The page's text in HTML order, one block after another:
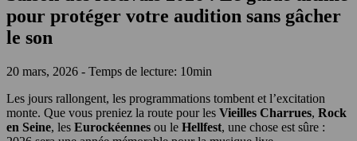
pour protéger votre audition sans gâcher
le son
20 mars, 2026 - Temps de lecture: 10min
Les jours rallongent, les programmations tombent et l’excitation
monte. Que vous preniez la route pour les Vieilles Charrues, Rock
en Seine, les Eurockéennes ou le Hellfest, une chose est sûre :